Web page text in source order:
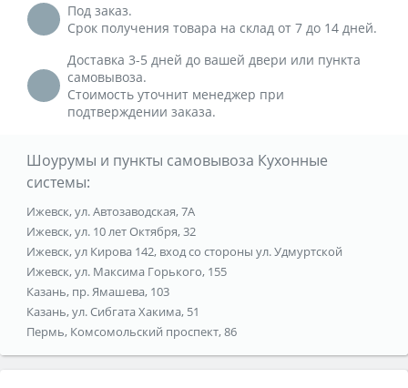
Под заказ.
Срок получения товара на склад от 7 до 14 дней.
Доставка 3-5 дней до вашей двери или пункта
самовывоза.
Стоимость уточнит менеджер при
подтверждении заказа.
Шоурумы и пункты самовывоза Кухонные
системы:
Ижевск, ул. Автозаводская, 7А
Ижевск, ул. 10 лет Октября, 32
Ижевск, ул Кирова 142, вход со стороны ул. Удмуртской
Ижевск, ул. Максима Горького, 155
Казань, пр. Ямашева, 103
Казань, ул. Сибгата Хакима, 51
Пермь, Комсомольский проспект, 86